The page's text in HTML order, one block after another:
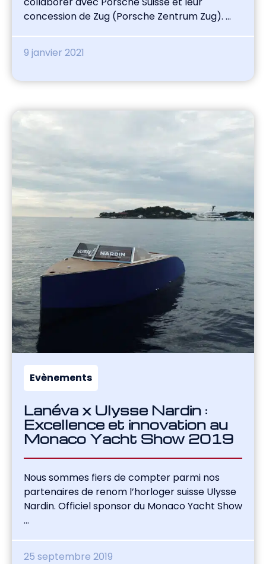
concession de Zug (Porsche Zentrum Zug). ...
9 janvier 2021
Evènements
Lanéva x Ulysse Nardin :
Excellence et innovation au
Monaco Yacht Show 2019
Nous sommes fiers de compter parmi nos
partenaires de renom l’horloger suisse Ulysse
Nardin. Officiel sponsor du Monaco Yacht Show
...
25 septembre 2019